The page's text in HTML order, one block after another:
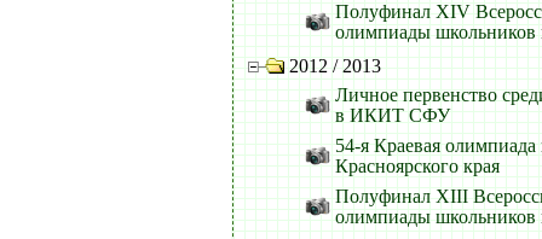
Полуфинал XIV
олимпиады
2012 / 2013
Личное первенство
в ИКИТ СФУ
54-я Краевая
Красноярского края
Полуфинал XIII
олимпиады